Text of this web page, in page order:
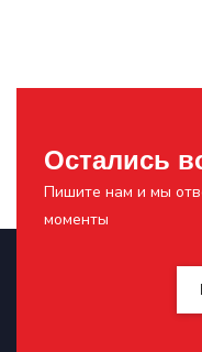
Остались
Пишите нам и мы
моменты